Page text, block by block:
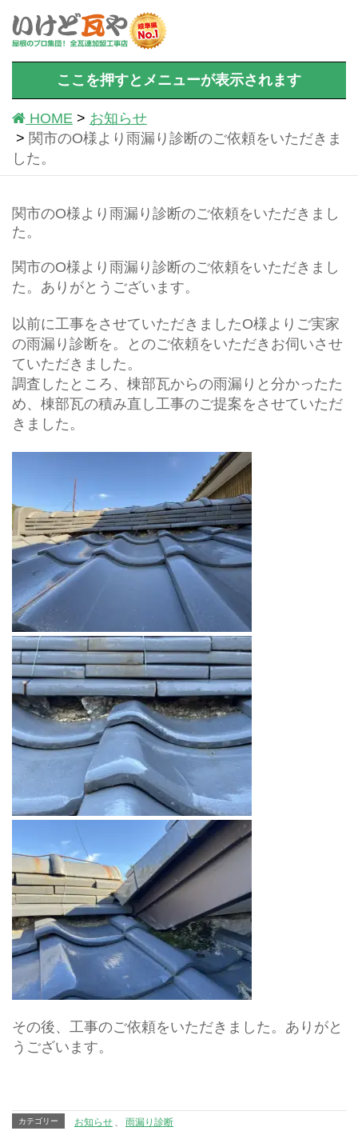
ここを押すとメニューが表示されます
HOME
お知らせ
関市のO様より雨漏り診断のご依頼をいただきま
した。
関市のO様より雨漏り診断のご依頼をいただきまし
た。
関市のO様より雨漏り診断のご依頼をいただきまし
た。ありがとうございます。
以前に工事をさせていただきましたO様よりご実家
の雨漏り診断を。とのご依頼をいただきお伺いさせ
ていただきました。
調査したところ、棟部瓦からの雨漏りと分かったた
め、棟部瓦の積み直し工事のご提案をさせていただ
きました。
その後、工事のご依頼をいただきました。ありがと
うございます。
カテゴリー お知らせ 、 雨漏り診断